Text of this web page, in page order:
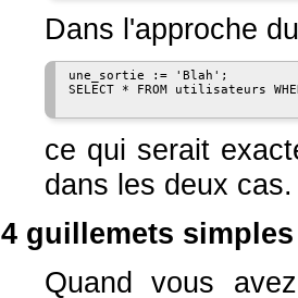
Dans l'approche
une_sortie := 'Blah';
SELECT * FROM utilisateurs
ce qui serait
dans les deux cas.
4 guillemets simples
Quand vous